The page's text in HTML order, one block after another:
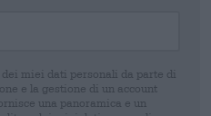
miei dati personali da parte di
e la gestione di un account
una panoramica e un